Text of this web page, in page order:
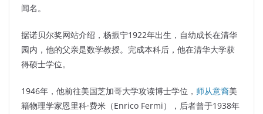
闻名。
据诺贝尔奖网站介绍，杨振宁1922年出生，自幼成长在清华
园内，他的父亲是数学教授。完成本科后，他在清华大学获
得硕士学位。
1946年，他前往美国芝加哥大学攻读博士学位， 师从意裔美
籍物理学家恩里科·费米（Enrico Fermi），后者曾于1938年